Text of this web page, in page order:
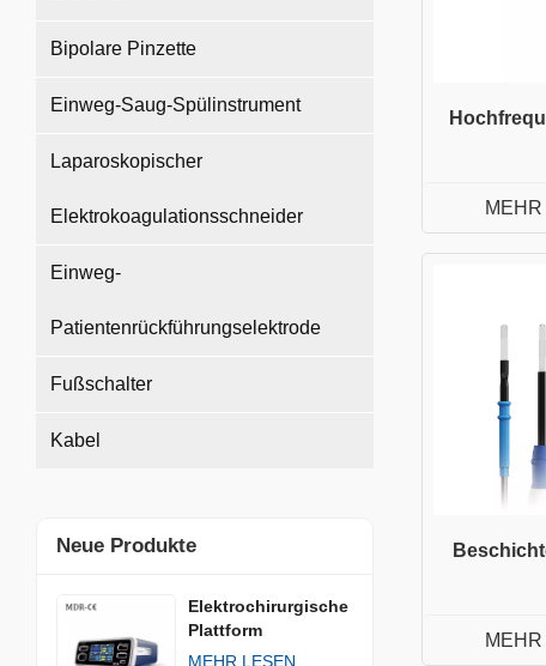
Bipolare Pinzette
Einweg-Saug-Spülinstrument
Laparoskopischer
Elektrokoagulationsschneider
Einweg-
Patientenrückführungselektrode
Fußschalter
Kabel
Neue Produkte
Elektrochirurgische
Plattform
MEHR LESEN